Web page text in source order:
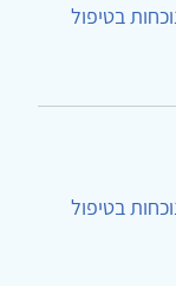
בטיפול
בטיפול